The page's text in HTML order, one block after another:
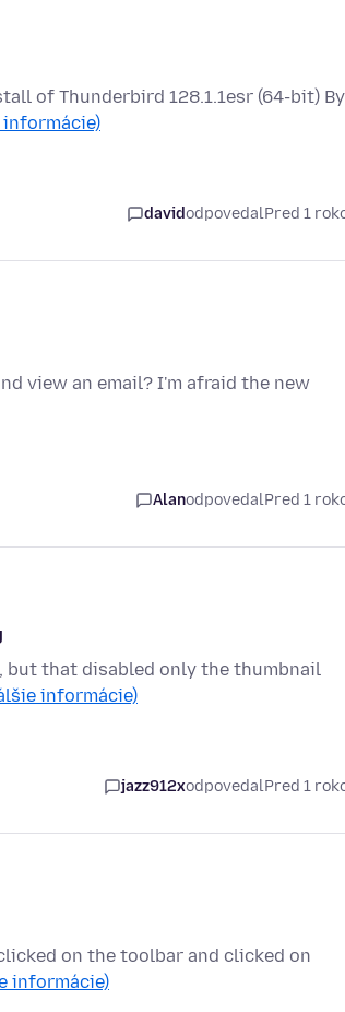
of Thunderbird 128.1.1esr (64-bit) By
informácie)
davidodpovedalPred 1
view an email? I'm afraid the new
AlanodpovedalPred 1
that disabled only the thumbnail
informácie)
jazz912xodpovedalPred 1
on the toolbar and clicked on
informácie)